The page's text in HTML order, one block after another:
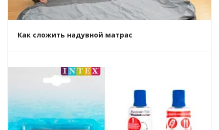
Как сложить надувной матрас